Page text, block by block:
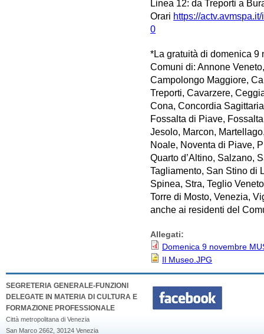
Linea 12: da Treporti a
Orari https://
0
*La gratuità di domenica 9
Comuni di: Annone
Campolongo Maggiore,
Treporti, Cavarzere,
Cona, Concordia
Fossalta di Piave,
Jesolo, Marcon,
Noale, Noventa di Piave,
Quarto d’Altino, Salzano,
Tagliamento, San Stino di
Spinea, Stra, Teglio
Torre di Mosto, Venezia,
anche ai residenti del
Allegati:
Domenica 9 novembre
Il Museo.JPG
SEGRETERIA GENERALE-FUNZIONI
DELEGATE IN MATERIA DI CULTURA E
FORMAZIONE PROFESSIONALE
Città metropolitana di Venezia
San Marco 2662, 30124 Venezia